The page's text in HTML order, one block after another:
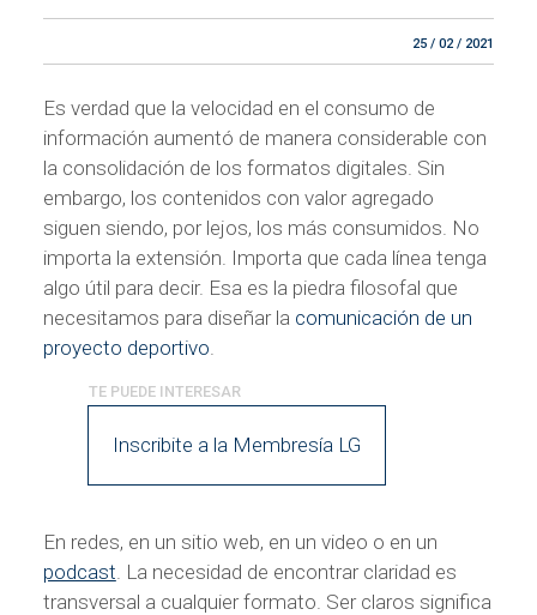
25 / 02 / 2021
Es verdad que la velocidad en el consumo de
información aumentó de manera considerable con
la consolidación de los formatos digitales. Sin
embargo, los contenidos con valor agregado
siguen siendo, por lejos, los más consumidos. No
importa la extensión. Importa que cada línea tenga
algo útil para decir. Esa es la piedra filosofal que
necesitamos para diseñar la comunicación de un
proyecto deportivo
Inscribite a la Membresía LG
En redes, en un sitio web, en un video o en un
podcast . La necesidad de encontrar claridad es
transversal a cualquier formato. Ser claros significa